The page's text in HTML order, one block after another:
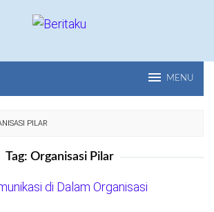
MENU
PILAR
Tag: Organisasi Pilar